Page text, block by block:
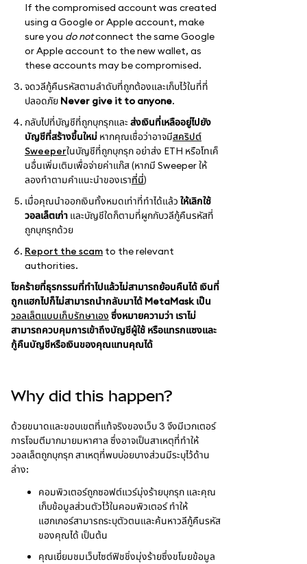
If the compromised account was created
using a Google or Apple account, make
sure you do notconnect the same Google
or Apple account to the new wallet, as
these accounts may be compromised.
จดวลีกู้คืนรหัสตามลำดับที่ถูกต้องและเก็บไว้ในที่ที่
ปลอดภัย Never give it to anyone.
กลับไปที่บัญชีที่ถูกบุกรุกและส่งเงินที่เหลืออยู่ไปยัง
บัญชีที่สร้างขึ้นใหม่ หากคุณเชื่อว่าอาจมีสคริปต์
Sweeperในบัญชีที่ถูกบุกรุก อย่าส่ง ETH หรือโทเค็
นอื่นเพิ่มเติมเพื่อจ่ายค่าแก๊ส (หากมี Sweeper ให้
ลองทำตามคำแนะนำของเราที่นี่)
เมื่อคุณนำออกเงินทั้งหมดเท่าที่ทำได้แล้ว ให้เลิกใช้
วอลเล็ตเก่า และบัญชีใดก็ตามที่ผูกกับวลีกู้คืนรหัสที่
ถูกบุกรุกด้วย
Report the scam to the relevant
authorities.
โชคร้ายที่ธุรกรรมที่ทำไปแล้วไม่สามารถย้อนคืนได้ เงินที่
ถูกแฮกไปก็ไม่สามารถนำกลับมาได้ MetaMask เป็น
วอลเล็ตแบบเก็บรักษาเอง ซึ่งหมายความว่า เราไม่
สามารถควบคุมการเข้าถึงบัญชีผู้ใช้ หรือแทรกแซงและ
กู้คืนบัญชีหรือเงินของคุณแทนคุณได้
Why did this happen?
ด้วยขนาดและขอบเขตที่แท้จริงของเว็บ 3 จึงมีเวกเตอร์
การโจมตีมากมายมหาศาล ซึ่งอาจเป็นสาเหตุที่ทำให้
วอลเล็ตถูกบุกรุก สาเหตุที่พบบ่อยบางส่วนมีระบุไว้ด้าน
ล่าง:
คอมพิวเตอร์ถูกซอฟต์แวร์มุ่งร้ายบุกรุก และคุณ
เก็บข้อมูลส่วนตัวไว้ในคอมพิวเตอร์ ทำให้
แฮกเกอร์สามารถระบุตัวตนและค้นหาวลีกู้คืนรหัส
ของคุณได้ เป็นต้น
คุณเยี่ยมชมเว็บไซต์ฟิชชิ่งมุ่งร้ายซึ่งขโมยข้อมูล